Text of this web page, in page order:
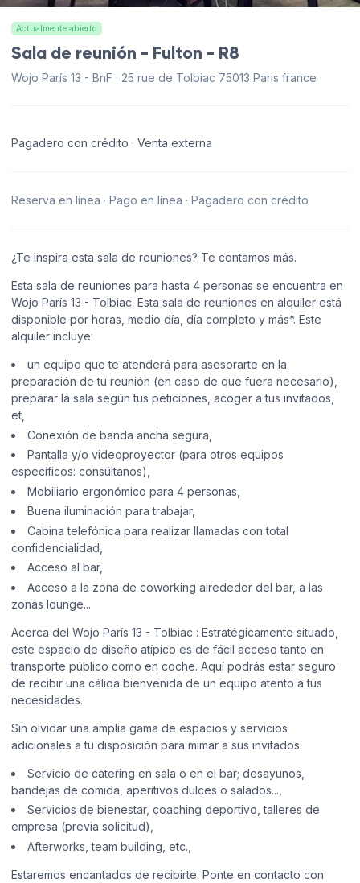
Actualmente abierto
Sala de reunión - Fulton - R8
Wojo París 13 - BnF · 25 rue de Tolbiac 75013 Paris france
Pagadero con crédito · Venta externa
Reserva en línea · Pago en línea · Pagadero con crédito
¿Te inspira esta sala de reuniones? Te contamos más.
Esta sala de reuniones para hasta 4 personas se encuentra en
Wojo París 13 - Tolbiac. Esta sala de reuniones en alquiler está
disponible por horas, medio día, día completo y más*. Este
alquiler incluye:
un equipo que te atenderá para asesorarte en la
preparación de tu reunión (en caso de que fuera necesario),
preparar la sala según tus peticiones, acoger a tus invitados,
et,
Conexión de banda ancha segura,
Pantalla y/o videoproyector (para otros equipos
específicos: consúltanos),
Mobiliario ergonómico para 4 personas,
Buena iluminación para trabajar,
Cabina telefónica para realizar llamadas con total
confidencialidad,
Acceso al bar,
Acceso a la zona de coworking alrededor del bar, a las
zonas lounge...
Acerca del Wojo París 13 - Tolbiac : Estratégicamente situado,
este espacio de diseño atípico es de fácil acceso tanto en
transporte público como en coche. Aquí podrás estar seguro
de recibir una cálida bienvenida de un equipo atento a tus
necesidades.
Sin olvidar una amplia gama de espacios y servicios
adicionales a tu disposición para mimar a sus invitados:
Servicio de catering en sala o en el bar; desayunos,
bandejas de comida, aperitivos dulces o salados...,
Servicios de bienestar, coaching deportivo, talleres de
empresa (previa solicitud),
Afterworks, team building, etc.,
Estaremos encantados de recibirte. Ponte en contacto con